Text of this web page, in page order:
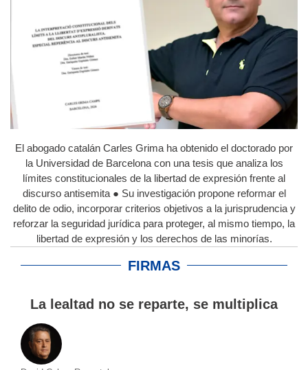
El abogado catalán Carles Grima ha obtenido el doctorado por
la Universidad de Barcelona con una tesis que analiza los
límites constitucionales de la libertad de expresión frente al
discurso antisemita ● Su investigación propone reformar el
delito de odio, incorporar criterios objetivos a la jurisprudencia y
reforzar la seguridad jurídica para proteger, al mismo tiempo, la
libertad de expresión y los derechos de las minorías.
FIRMAS
La lealtad no se reparte, se multiplica